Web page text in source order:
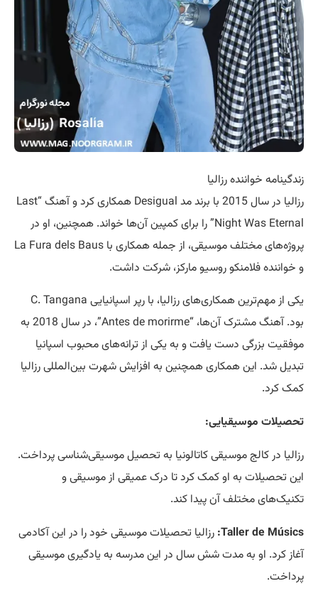
زندگینامه خواننده رزالیا
رزالیا در سال 2015 با برند مد Desigual همکاری کرد و آهنگ “Last
Night Was Eternal” را برای کمپین آن‌ها خواند. همچنین، او در
پروژه‌های مختلف موسیقی، از جمله همکاری با La Fura dels Baus
و خواننده فلامنکو روسیو مارکز، شرکت داشت.
یکی از مهم‌ترین همکاری‌های رزالیا، با رپر اسپانیایی C. Tangana
بود. آهنگ مشترک آن‌ها، “Antes de morirme”، در سال 2018 به
موفقیت بزرگی دست یافت و به یکی از ترانه‌های محبوب اسپانیا
تبدیل شد. این همکاری همچنین به افزایش شهرت بین‌المللی رزالیا
کمک کرد.
تحصیلات موسیقیایی:
رزالیا در کالج موسیقی کاتالونیا به تحصیل موسیقی‌شناسی پرداخت.
این تحصیلات به او کمک کرد تا درک عمیقی از موسیقی و
تکنیک‌های مختلف آن پیدا کند.
Taller de Músics: رزالیا تحصیلات موسیقی خود را در این آکادمی
آغاز کرد. او به مدت شش سال در این مدرسه به یادگیری موسیقی
پرداخت.